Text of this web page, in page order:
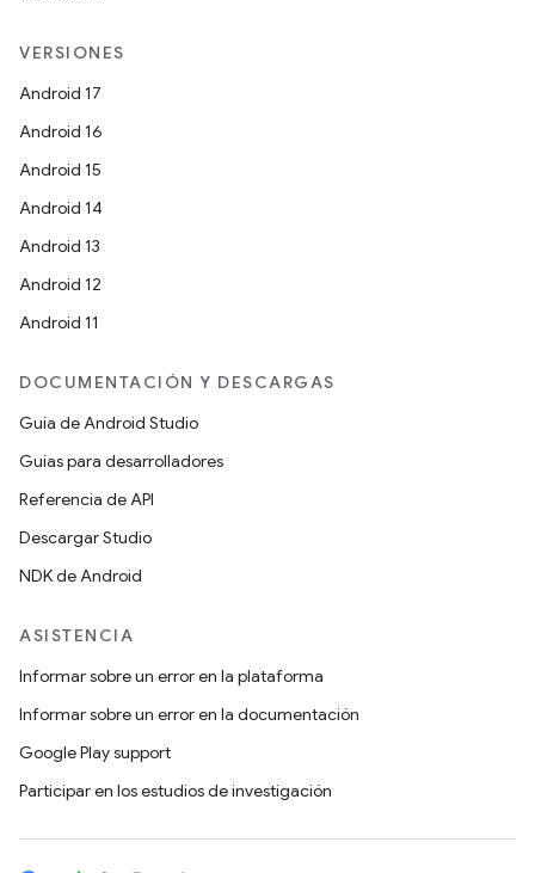
VERSIONES
Android 17
Android 16
Android 15
Android 14
Android 13
Android 12
Android 11
DOCUMENTACIÓN Y DESCARGAS
Guía de Android Studio
Guías para desarrolladores
Referencia de API
Descargar Studio
NDK de Android
ASISTENCIA
Informar sobre un error en la plataforma
Informar sobre un error en la documentación
Google Play support
Participar en los estudios de investigación